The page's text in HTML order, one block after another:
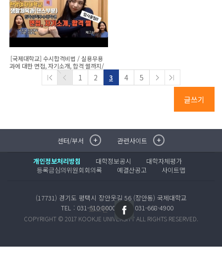
[국제대학교] 수시합격비법 / 실용무용
과에 대한 면접, 자기소개, 합격 썰까지/
한양여대 ..
1 2 3 4 5
글쓰기
센터/부서취·창업지원센터
국제대학교 입학안내
학술정보원
학생생활관
산학협력단
평생교육원
교수학습지원센터
관련사이트이메일무단수집거부
무선인터넷이용안내
포탈사이트
증명발급사이트
로그인
개인정보처리방침 대학정보공시
대학자체평가
등록금심의위원회회의록
예결산공고 사이트맵
(17731) 경기도 평택시 장안웃길 56 (장안동) 국제대학교
TEL : 031-610-8000
FAX : 031-668-4900
COPYRIGHT © 2017 KOOKJE UNIVERSITY ALL RIGHTS RESERVED.